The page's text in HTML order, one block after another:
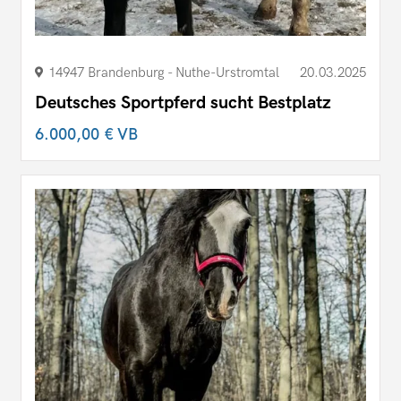
14947 Brandenburg - Nuthe-Urstromtal 20.03.2025
Deutsches Sportpferd sucht Bestplatz
6.000,00 €VB